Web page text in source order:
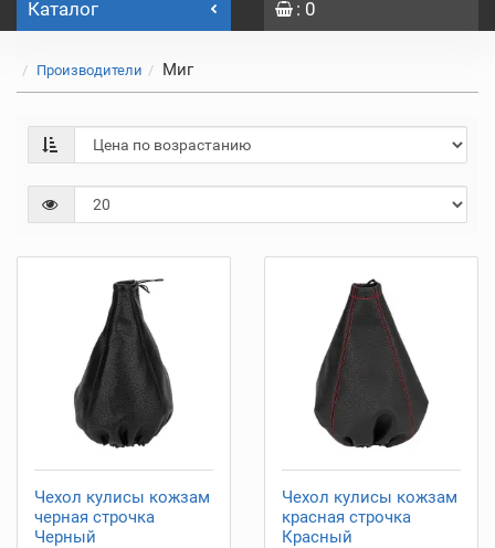
Каталог : 0
Производители Миг
Чехол кулисы кожзам
черная строчка
Черный
Чехол кулисы кожзам
красная строчка
Красный